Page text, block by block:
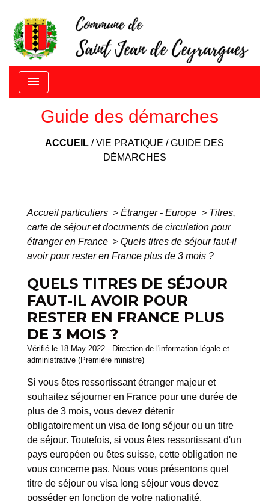
menu
Guide des démarches
ACCUEIL /VIE PRATIQUE /GUIDE DES
DÉMARCHES
Accueil particuliers > Étranger - Europe > Titres,
carte de séjour et documents de circulation pour
étranger en France > Quels titres de séjour faut-il
avoir pour rester en France plus de 3 mois ?
QUELS TITRES DE SÉJOUR
FAUT-IL AVOIR POUR
RESTER EN FRANCE PLUS
DE 3 MOIS ?
Vérifié le 18 May 2022 - Direction de l'information légale et
administrative (Première ministre)
Si vous êtes ressortissant étranger majeur et
souhaitez séjourner en France pour une durée de
plus de 3 mois, vous devez détenir
obligatoirement un visa de long séjour ou un titre
de séjour. Toutefois, si vous êtes ressortissant d'un
pays européen ou êtes suisse, cette obligation ne
vous concerne pas. Nous vous présentons quel
titre de séjour ou visa long séjour vous devez
posséder en fonction de votre nationalité.